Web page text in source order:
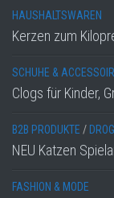
HAUSHALTSWAREN
Kerzen zum
SCHUHE &
Clogs für Kinder,
B2B PRODUKTE /
NEU Katzen
FASHION & MODE